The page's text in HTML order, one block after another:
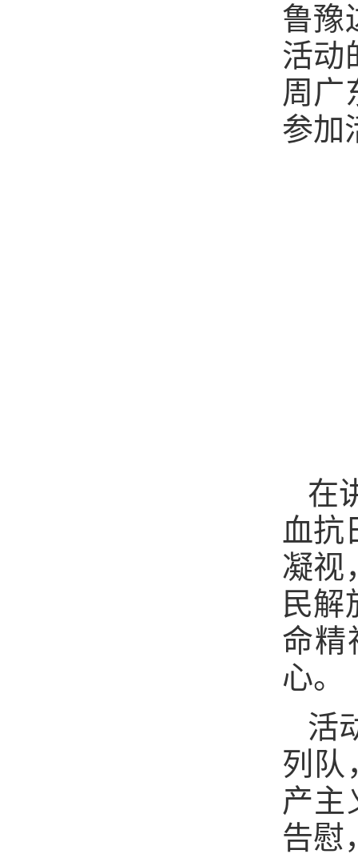
鲁豫
活动
周广
参加
在
血抗
凝视
民
命精
心。
活
列队
产主
告慰